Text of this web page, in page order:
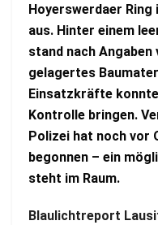
Hoyerswerdaer
aus. Hinter einem
stand nach
gelagertes
Einsatzkräfte
Kontrolle bringen.
Polizei hat noch vor
begonnen – ein
steht im Raum.
Blaulichtreport